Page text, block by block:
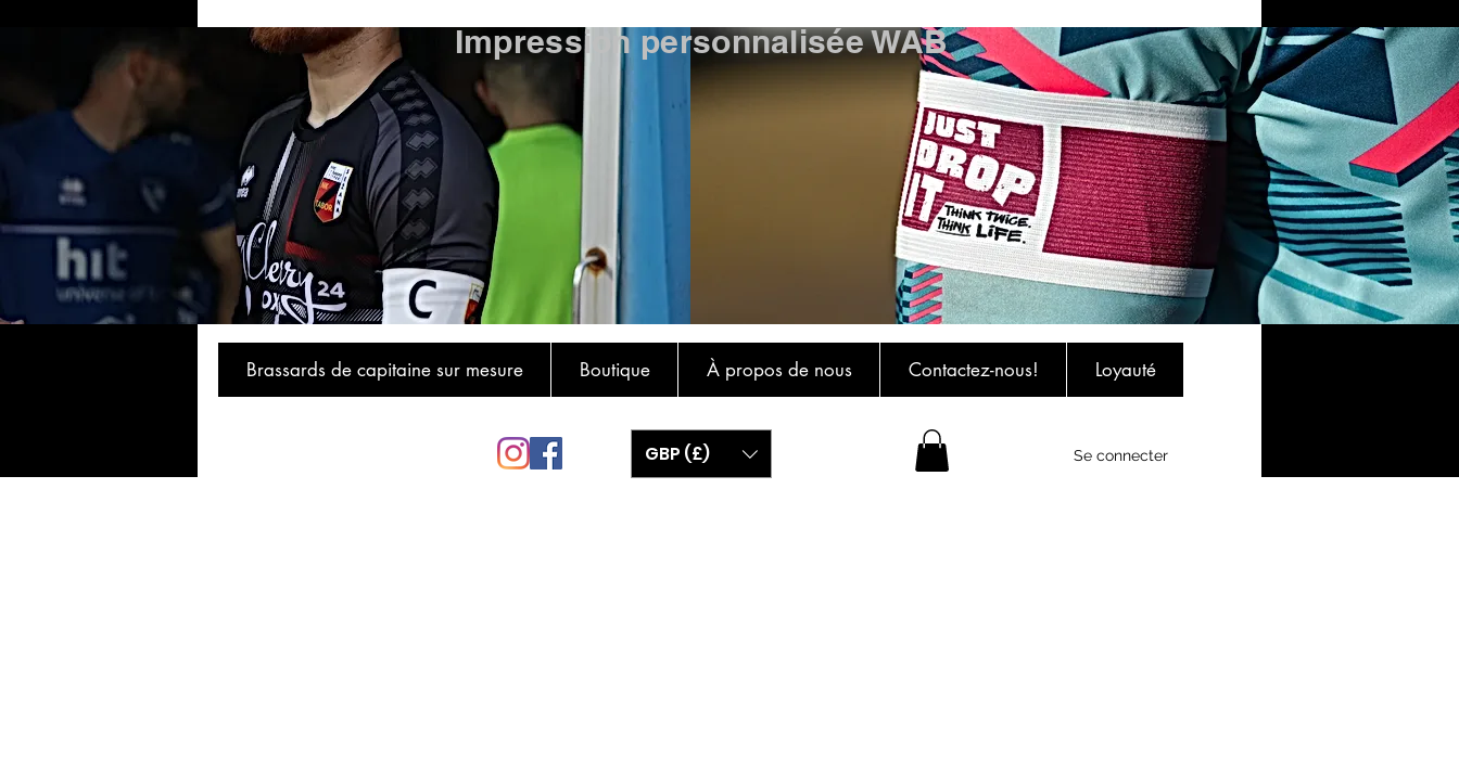
Impression personnalisée WAB
Brassards de capitaine sur mesure Boutique À propos de nous Contactez-nous! Loyauté
GBP (£) Se connecter